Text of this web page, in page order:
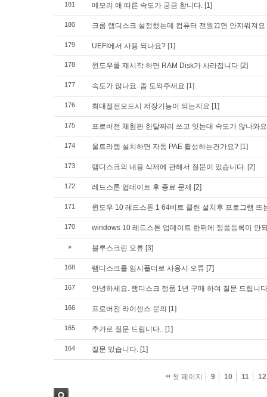
181 메모리 애 따른 속도가 궁금 함니다. [1]
180 크롬 램디스크 설정했는데 컴퓨터 전원끄면 안지워져요
179 UEFI에서 사용 되나요? [1]
178 윈도우를 재시작 하면 RAM Disk가 사라집니다 [2]
177 속도가 않나요..좀 도와주새요 [1]
176 최대절전모드시 저장기능이 되는지요 [1]
175 프로버전 체험판 한달짜리 쓰고 잇는대 속도가 않나와요
174 울트라램 설치하면 자동 PAE 활성하는건가요? [1]
173 램디스크의 내용 삭제에 관해서 질문이 있습니다. [2]
172 레드스톤 업데이트 후 종료 문제 [2]
171 윈도우 10 레드스톤 1 64비트 클린 설치후 프로그램 뜨
170 windows 10 레드스톤 업데이트 한뒤에 정품등록이 안
» 블루스크린 오류 [3]
168 램디스크를 임시폴더로 사용시 오류 [7]
167 안녕하세요. 램디스크 정품 1년 구매 하여 질문 드립니다
166 프로버전 라이센스 문의 [1]
165 추가로 질문 드립니다.. [1]
164 질문 있습니다. [1]
첫 페이지 9 10 11 12